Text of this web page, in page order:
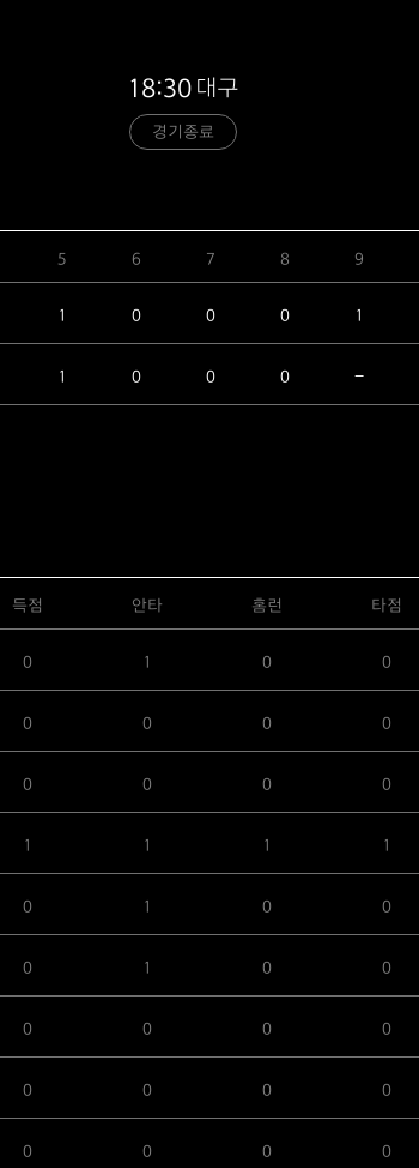
18:30 대구
경기종료
5 6 7 8 9
1 0 0 0 1
1 0 0 0 -
득점 안타 홈런 타점
0 1 0 0
0 0 0 0
0 0 0 0
1 1 1 1
0 1 0 0
0 1 0 0
0 0 0 0
0 0 0 0
0 0 0 0